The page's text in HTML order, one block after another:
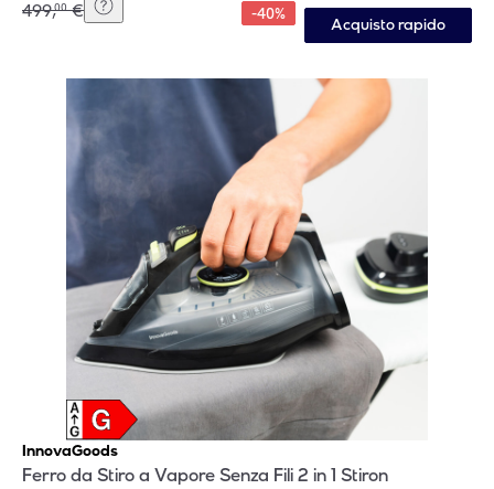
499,00 € -40%
Acquisto rapido
InnovaGoods
Ferro da Stiro a Vapore Senza Fili 2 in 1 Stiron